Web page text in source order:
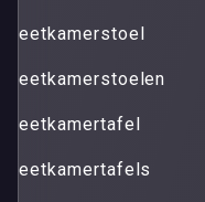
eetkamerstoel
eetkamerstoelen
eetkamertafel
eetkamertafels